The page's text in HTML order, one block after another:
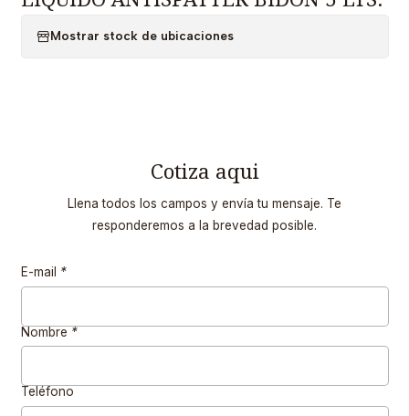
Mostrar stock de ubicaciones
Cotiza aqui
Llena todos los campos y envía tu mensaje. Te
responderemos a la brevedad posible.
E-mail *
Nombre *
Teléfono